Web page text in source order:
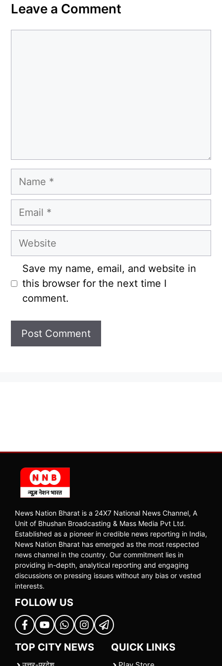
Leave a Comment
Name
Email
Website
Save my name, email, and website in
this browser for the next time I
comment.
News Nation Bharat is a 24X7 National News Channel, A
Unit of Bhushan Broadcasting & Mass Media Pvt Ltd.
Established as a pioneer in credible news reporting in India,
News Nation Bharat has emerged as the most respected
news channel in the country. Our commitment lies in
providing in-depth, analytical reporting and engaging
discussions on pressing issues without any bias or vested
interests.
FOLLOW US
TOP CITY NEWS QUICK LINKS